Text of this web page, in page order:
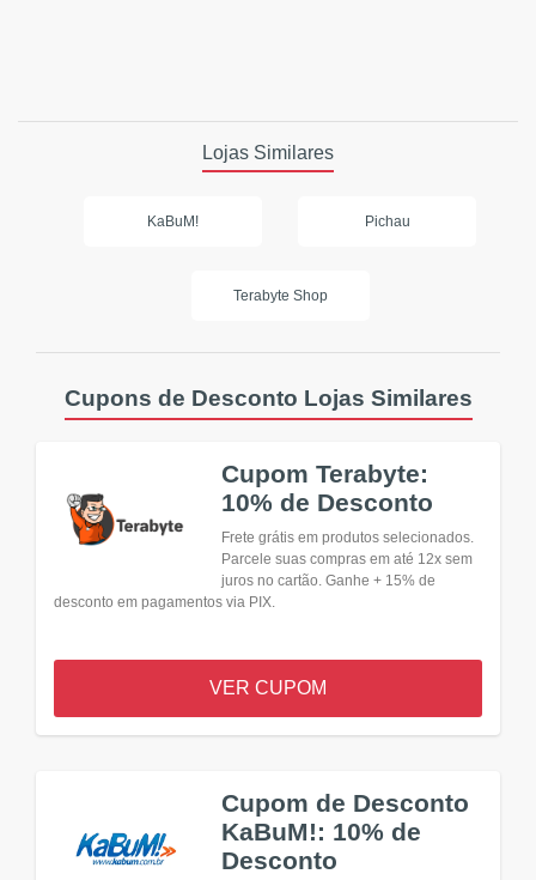
Lojas Similares
KaBuM! Pichau
Terabyte Shop
Cupons de Desconto Lojas Similares
Cupom Terabyte:
10% de Desconto
Frete grátis em produtos selecionados.
Parcele suas compras em até 12x sem
juros no cartão. Ganhe + 15% de
desconto em pagamentos via PIX.
VER CUPOM
Cupom de Desconto
KaBuM!: 10% de
Desconto